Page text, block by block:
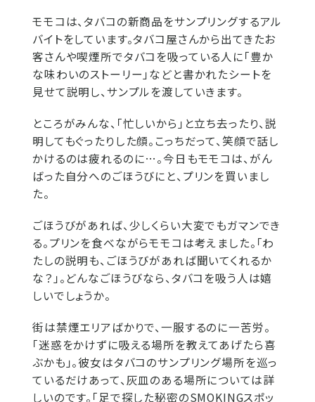
モモコは、タバコの新商品をサンプリングするアル
バイトをしています。タバコ屋さんから出てきたお
客さんや喫煙所でタバコを吸っている人に「豊か
な味わいのストーリー」などと書かれたシートを
見せて説明し、サンプルを渡していきます。
ところがみんな、「忙しいから」と立ち去ったり、説
明してもぐったりした顔。こっちだって、笑顔で話し
かけるのは疲れるのに…。今日もモモコは、がん
ばった自分へのごほうびにと、プリンを買いまし
た。
ごほうびがあれば、少しくらい大変でもガマンでき
る。プリンを食べながらモモコは考えました。「わ
たしの説明も、ごほうびがあれば聞いてくれるか
な？」。どんなごほうびなら、タバコを吸う人は嬉
しいでしょうか。
街は禁煙エリアばかりで、一服するのに一苦労。
「迷惑をかけずに吸える場所を教えてあげたら喜
ぶかも」。彼女はタバコのサンプリング場所を巡っ
ているだけあって、灰皿のある場所については詳
しいのです。「足で探した秘密のSMOKINGスポッ